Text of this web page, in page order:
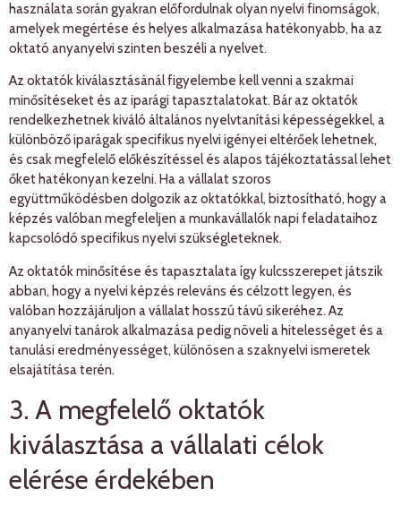
használata során gyakran előfordulnak olyan nyelvi finomságok,
amelyek megértése és helyes alkalmazása hatékonyabb, ha az
oktató anyanyelvi szinten beszéli a nyelvet.
Az oktatók kiválasztásánál figyelembe kell venni a szakmai
minősítéseket és az iparági tapasztalatokat. Bár az oktatók
rendelkezhetnek kiváló általános nyelvtanítási képességekkel, a
különböző iparágak specifikus nyelvi igényei eltérőek lehetnek,
és csak megfelelő előkészítéssel és alapos tájékoztatással lehet
őket hatékonyan kezelni. Ha a vállalat szoros
együttműködésben dolgozik az oktatókkal, biztosítható, hogy a
képzés valóban megfeleljen a munkavállalók napi feladataihoz
kapcsolódó specifikus nyelvi szükségleteknek.
Az oktatók minősítése és tapasztalata így kulcsszerepet játszik
abban, hogy a nyelvi képzés releváns és célzott legyen, és
valóban hozzájáruljon a vállalat hosszú távú sikeréhez. Az
anyanyelvi tanárok alkalmazása pedig növeli a hitelességet és a
tanulási eredményességet, különösen a szaknyelvi ismeretek
elsajátítása terén.
3. A megfelelő oktatók
kiválasztása a vállalati célok
elérése érdekében